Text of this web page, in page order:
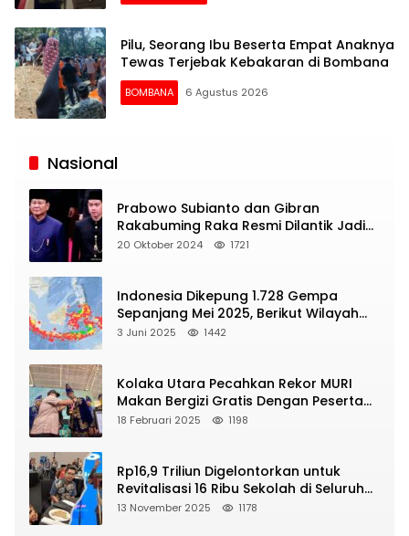
Pilu, Seorang Ibu Beserta Empat Anaknya
Tewas Terjebak Kebakaran di Bombana
BOMBANA 6 Agustus 2026
Siaran
Nasional
Prabowo Subianto dan Gibran
Rakabuming Raka Resmi Dilantik Jadi
Presiden dan Wapres RI
20 Oktober 2024 1721
Indonesia Dikepung 1.728 Gempa
Sepanjang Mei 2025, Berikut Wilayah
Yang Intens Diguncang!
3 Juni 2025 1442
Kolaka Utara Pecahkan Rekor MURI
Makan Bergizi Gratis Dengan Peserta
Terbanyak
18 Februari 2025 1198
Rp16,9 Triliun Digelontorkan untuk
Revitalisasi 16 Ribu Sekolah di Seluruh
Indonesia
13 November 2025 1178